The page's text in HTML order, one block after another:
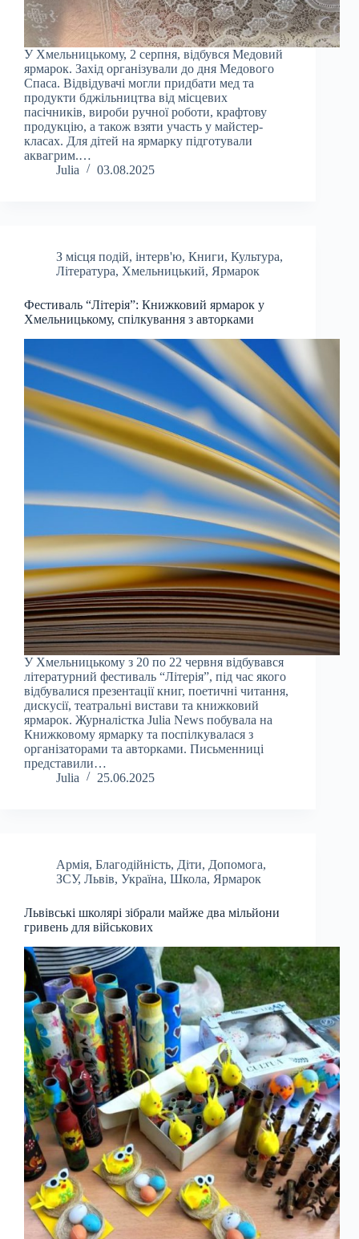
У Хмельницькому, 2 серпня, відбувся Медовий
ярмарок. Захід організували до дня Медового
Спаса. Відвідувачі могли придбати мед та
продукти бджільництва від місцевих
пасічників, вироби ручної роботи, крафтову
продукцію, а також взяти участь у майстер-
класах. Для дітей на ярмарку підготували
аквагрим.…
Julia
03.08.2025
З місця подій, інтерв'ю, Книги, Культура,
Література, Хмельницький, Ярмарок
Фестиваль “Літерія”: Книжковий ярмарок у
Хмельницькому, спілкування з авторками
У Хмельницькому з 20 по 22 червня відбувався
літературний фестиваль “Літерія”, під час якого
відбувалися презентації книг, поетичні читання,
дискусії, театральні вистави та книжковий
ярмарок. Журналістка Julia News побувала на
Книжковому ярмарку та поспілкувалася з
організаторами та авторками. Письменниці
представили…
Julia
25.06.2025
Армія, Благодійність, Діти, Допомога,
ЗСУ, Львів, Україна, Школа, Ярмарок
Львівські школярі зібрали майже два мільйони
гривень для військових